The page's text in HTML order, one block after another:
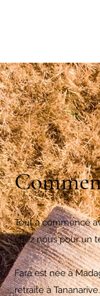
Tout a commencé
chez nous pour un
Fara est née à
retraite à